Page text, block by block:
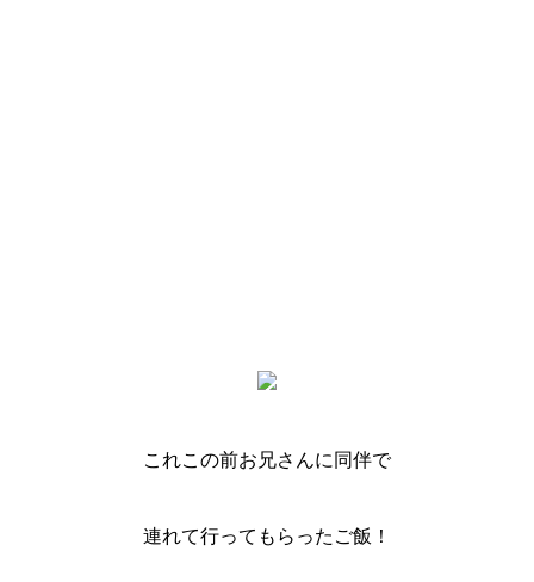
これこの前お兄さんに同伴で
連れて行ってもらったご飯！